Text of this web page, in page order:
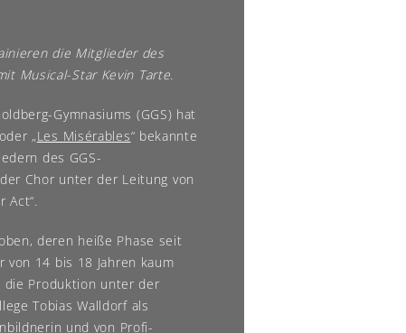
die Mitglieder des
Musical-Star Kevin Tarte.
Gymnasiums (GGS) hat
oder „Les Misérables“ bekannte
des GGS-
Chor unter der Leitung von
Act“.
deren heiße Phase seit
von 14 bis 18 Jahren kaum
Produktion unter der
Tobias Walldorf als
und von Profi-